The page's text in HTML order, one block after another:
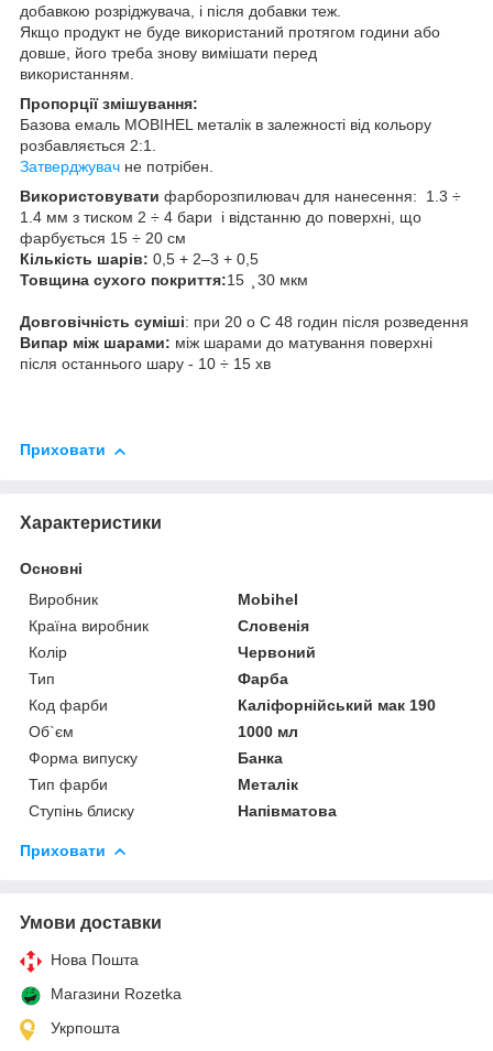
добавкою розріджувача, і після добавки теж.
Якщо продукт не буде використаний протягом години або
довше, його треба знову вимішати перед
використанням.
Пропорції змішування:
Базова емаль MOBIHEL металік в залежності від кольору
розбавляється 2:1.
Затверджувач не потрібен.
Використовувати фарборозпилювач для нанесення: 1.3 ÷
1.4 мм з тиском 2 ÷ 4 бари і відстанню до поверхні, що
фарбується 15 ÷ 20 см
Кількість шарів: 0,5 + 2–3 + 0,5
Товщина сухого покриття:15 ̧ 30 мкм
Довговічність суміші: при 20 o C 48 годин після розведення
Випар між шарами: між шарами до матування поверхні
після останнього шару - 10 ÷ 15 хв
Приховати
Характеристики
Основні
Виробник
Mobihel
Країна виробник
Словенія
Колір
Червоний
Тип
Фарба
Код фарби
Каліфорнійський мак 190
Об`єм
1000 мл
Форма випуску
Банка
Тип фарби
Металік
Ступінь блиску
Напівматова
Приховати
Умови доставки
Нова Пошта
Магазини Rozetka
Укрпошта